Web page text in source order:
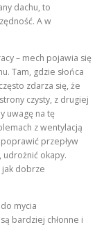
dachu, to
A w
– mech pojawia się
Tam, gdzie słońca
zdarza się, że
czysty, z drugiej
uwagę na tę
z wentylacją
przepływ
okapy.
jak dobrze
mycia
bardziej chłonne i